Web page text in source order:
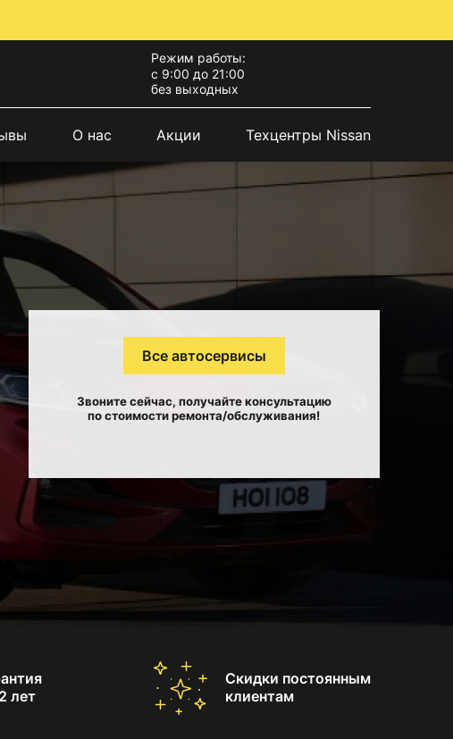
Режим работы:
с 9:00 до 21:00
без выходных
О нас Акции Техцентры Nissan
Все автосервисы
Звоните сейчас, получайте консультацию
по стоимости ремонта/обслуживания!
лет
Скидки постоянным
клиентам